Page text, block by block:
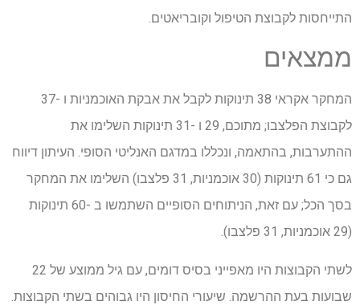
התייחסות לקבוצת הטיפול וקובריאטים.
ממצאים
המחקר אקראי 38 תינוקות לקבל את אבקת האוכמניות ו -37
לקבוצת הפלצבו; מתוכם, 29 ו -31 תינוקות השלימו את
ההתערבות, בהתאמה, ונכללו במדגם האנליטי הסופי. העיתון דיווח
גם כי 61 תינוקות (30 אוכמניות, 31 פלצבו) השלימו את המחקר
בסך הכל; עם זאת, הניתוחים הסופיים השתמשו ב -60 תינוקות
(29 אוכמניות, 31 פלצבו).
לשתי הקבוצות היו מאפייני בסיס דומים, עם גיל ממוצע של 22
שבועות בעת ההרשמה. שיעורי החיסון היו גבוהים בשתי הקבוצות.